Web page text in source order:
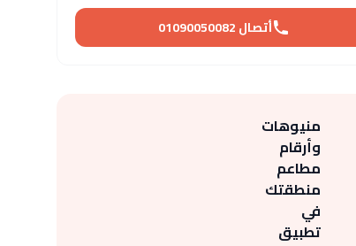
أتصال 01090050082
منيوهات
وأرقام
مطاعم
منطقتك
في
تطبيق